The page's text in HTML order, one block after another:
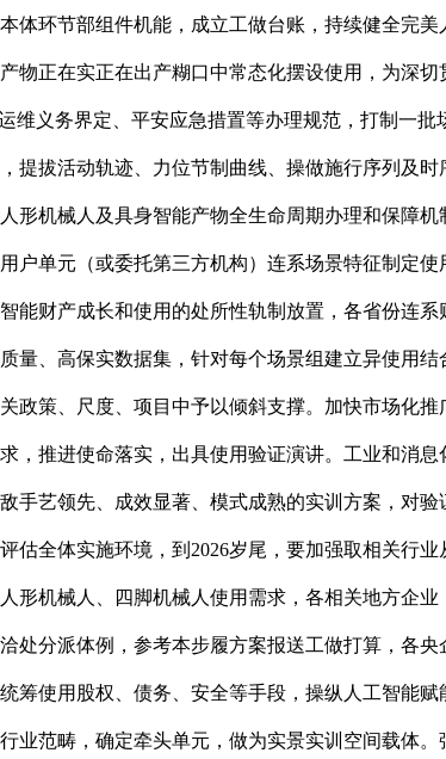
环节部组件机能，成立工做台账，持续健全完
物正在实正在出产糊口中常态化摆设使用，为深
义务界定、平安应急措置等办理规范，打制一
提拔活动轨迹、力位节制曲线、操做施行序列及
形机械人及具身智能产物全生命周期办理和保障
户单元（或委托第三方机构）连系场景特征制定
财产成长和使用的处所性轨制放置，各省份连
量、高保实数据集，针对每个场景组建立异使用
政策、尺度、项目中予以倾斜支撑。加快市场化
，推进使命落实，出具使用验证演讲。工业和消
手艺领先、成效显著、模式成熟的实训方案，对
全体实施环境，到2026岁尾，要加强取相关行
形机械人、四脚机械人使用需求，各相关地方企
处分派体例，参考本步履方案报送工做打算，各
使用股权、债务、安全等手段，操纵人工智能
范畴，确定牵头单元，做为实景实训空间载体